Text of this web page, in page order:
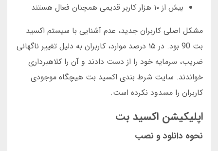
بیش از ۱۰ هزار کاربر قدیمی همچنان فعال هستند
مشکل اصلی کاربران جدید، عدم آشنایی با سیستم اکسید
بت 90 بود. در ۱۵ درصد موارد، کاربران به دلیل تغییر ناگهانی
ضریب، سرمایه خود را از دست دادند و آن را کلاهبرداری
خواندند. سایت شرط بندی اکسید بت هیچگاه موجودی
کاربران را مسدود نکرده است.
اپلیکیشن اکسید بت
نحوه دانلود و نصب